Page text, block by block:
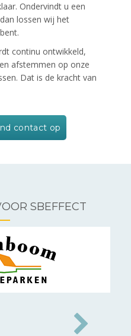
Ondervindt u een
lossen wij het
continu ontwikkeld,
afstemmen op onze
Dat is de kracht van
contact op
SBEFFECT